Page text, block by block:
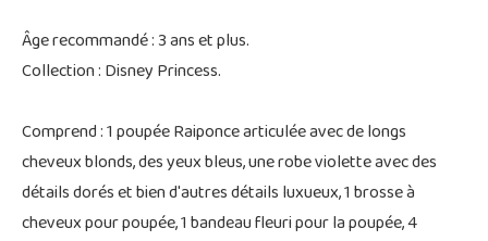
Âge recommandé : 3 ans et plus.
Collection : Disney Princess.
Comprend : 1 poupée Raiponce articulée avec de longs
cheveux blonds, des yeux bleus, une robe violette avec des
détails dorés et bien d'autres détails luxueux, 1 brosse à
cheveux pour poupée, 1 bandeau fleuri pour la poupée, 4